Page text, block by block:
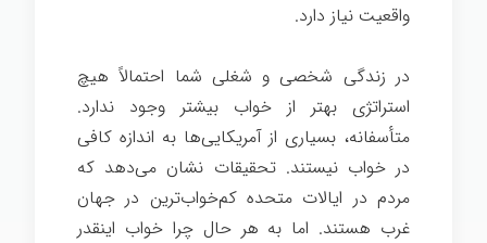
واقعیت نیاز دارد.
در زندگی شخصی و شغلی شما احتمالاً هیچ
استراتژی بهتر از خواب بیشتر وجود ندارد.
متأسفانه، بسیاری از آمریکایی‌ها به اندازه کافی
در خواب نیستند. تحقیقات نشان می‌دهد که
مردم در ایالات متحده کم‌خواب‌ترین در جهان
غرب هستند. اما به هر حال چرا خواب اینقدر